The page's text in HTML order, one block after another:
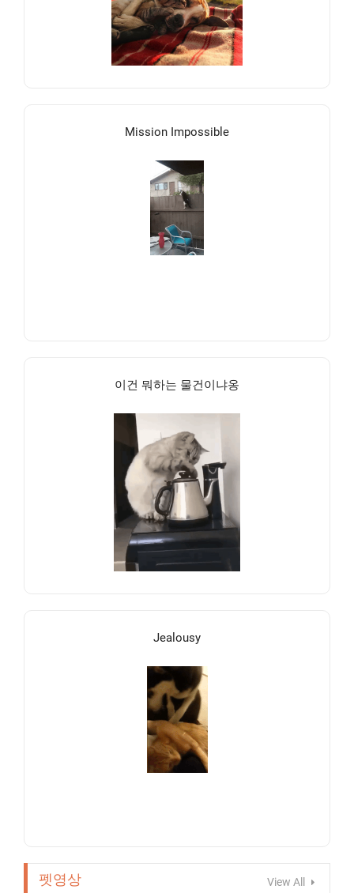
Mission Impossible
이건 뭐하는 물건이냐옹
Jealousy
펫영상 View All